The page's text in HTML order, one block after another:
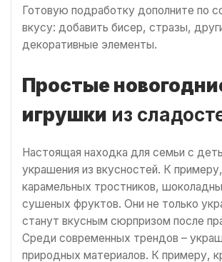
Готовую подработку дополните по
вкусу: добавить бисер, стразы,
декоративные элементы.
Простые
игрушки из
Настоящая находка для семьи с
украшения из вкусностей. К
карамельных тростников,
сушеных фруктов. Они не только
станут вкусным сюрпризом после
Среди современных трендов –
природных материалов. К примеру,